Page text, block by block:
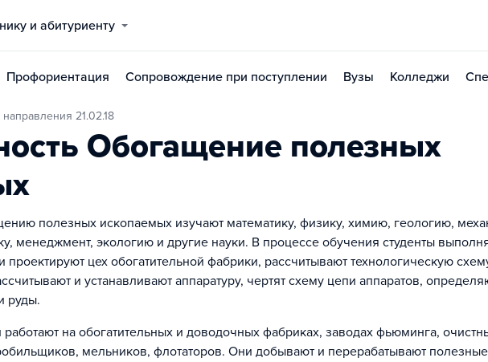
и абитуриенту
Профориентация Сопровождение при поступлении Вузы Колледжи
направления 21.02.18
Обогащение полезных
полезных ископаемых изучают математику, физику, химию, геологию,
менеджмент, экологию и другие науки. В процессе обучения студенты
проектируют цех обогатительной фабрики, рассчитывают технологическую
и устанавливают аппаратуру, чертят схему цепи аппаратов,
руды.
на обогатительных и доводочных фабриках, заводах фьюминга,
мельников, флотаторов. Они добывают и перерабатывают полезные